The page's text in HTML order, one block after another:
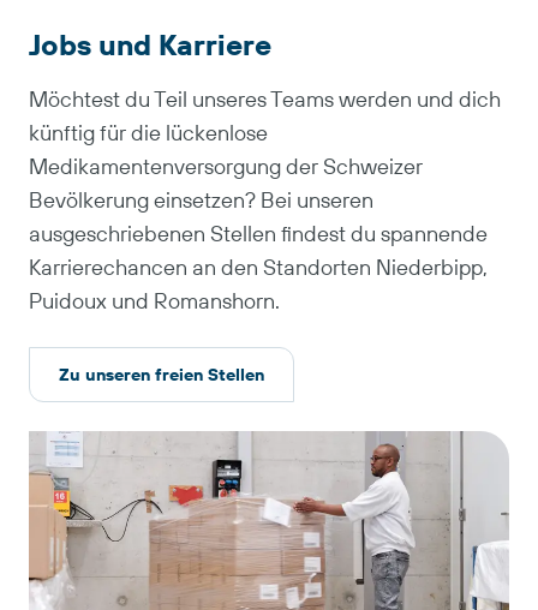
Jobs und Karriere
Möchtest du Teil unseres Teams werden und dich
künftig für die lückenlose
Medikamentenversorgung der Schweizer
Bevölkerung einsetzen? Bei unseren
ausgeschriebenen Stellen findest du spannende
Karrierechancen an den Standorten Niederbipp,
Puidoux und Romanshorn.
Zu unseren freien Stellen